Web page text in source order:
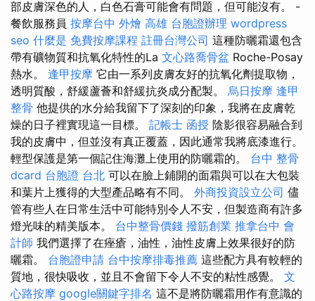
部皮膚深色的人，白色石膏可能會有問題，但可能沒有。 -
餐飲服務員 按摩台中 外燴 高雄 台胞證辦理 wordpress
seo 什麼是 免費按摩課程 註冊台灣公司 這種防曬霜還包含
帶有礦物質和抗氧化特性的La 文心路喬骨盆 Roche-Posay
熱水。 逢甲按摩 它由一系列皮膚友好的抗氧化劑提取物，
透明質酸，舒緩蘆薈和舒緩抗炎成分配製。 烏日按摩 逢甲
整骨 他提供的水分給我留下了深刻的印象，我將在皮膚乾
燥的日子裡實現這一目標。 記帳士 函授 陰影很容易融合到
我的皮膚中，但並沒有真正覆蓋，因此通常我將底漆進行。
輕型保護是第一個記住海灘上使用的防曬霜的。 台中 整骨
dcard 台胞證 台北 可以在臉上鋪開的面霜與可以在大包裝
和葉片上獲得的大型產品略有不同。 外商投資設立公司 儘
管有些人在日常生活中可能特別令人不安，但製造商有許多
燈光味的精美版本。 台中整骨價錢 撥筋創業 推拿台中 會
計師 我們選擇了在痤瘡，油性，油性皮膚上效果很好的防
曬霜。 台胞證申請 台中按摩排毒推薦 這些配方具有較輕的
質地，很快吸收，並且不會留下令人不安的粘性感覺。 文
心路按摩 google關鍵字排名 這不是將防曬霜用作有意識的